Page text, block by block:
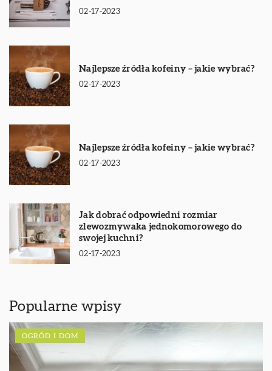
02-17-2023
Najlepsze źródła kofeiny – jakie wybrać?
02-17-2023
Najlepsze źródła kofeiny – jakie wybrać?
02-17-2023
Jak dobrać odpowiedni rozmiar
zlewozmywaka jednokomorowego do
swojej kuchni?
02-17-2023
Popularne wpisy
OGRÓD I DOM